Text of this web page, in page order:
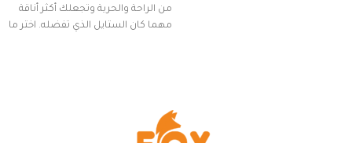
من الراحة والحرية وتجعلك أكثر أناقة
مهما كان الستايل الذي تفضله. اختر ما